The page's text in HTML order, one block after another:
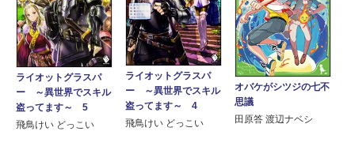
ライオットグラスパ
ー ～異世界でスキル
盗ってます～ 5
飛鳥けい どっこい
ライオットグラスパ
ー ～異世界でスキル
盗ってます～ 4
飛鳥けい どっこい
オバケがシツジの七不
思議
田原答 渡辺ナベシ